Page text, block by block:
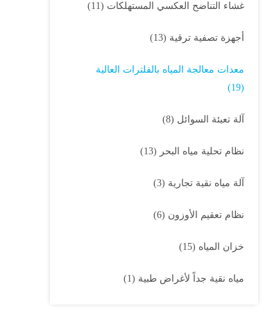
غشاء التناضح العكسي المستهلكات (11)
أجهزة تصفية ترقية (13)
معدات معالجة المياه بالفلترات العالية
(19)
آلة تعبئة السوائل (8)
نظام تحلية مياه البحر (13)
آلة مياه نقية تجارية (3)
نظام تعقيم الأوزون (6)
خزان المياه (15)
مياه نقية جداً لأغراض طبية (1)